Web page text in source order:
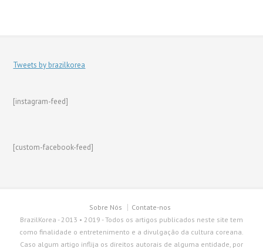
Tweets by brazilkorea
[instagram-feed]
[custom-facebook-feed]
Sobre Nós
Contate-nos
BrazilKorea - 2013 • 2019 - Todos os artigos publicados neste site tem
como finalidade o entretenimento e a divulgação da cultura coreana.
Caso algum artigo inflija os direitos autorais de alguma entidade, por